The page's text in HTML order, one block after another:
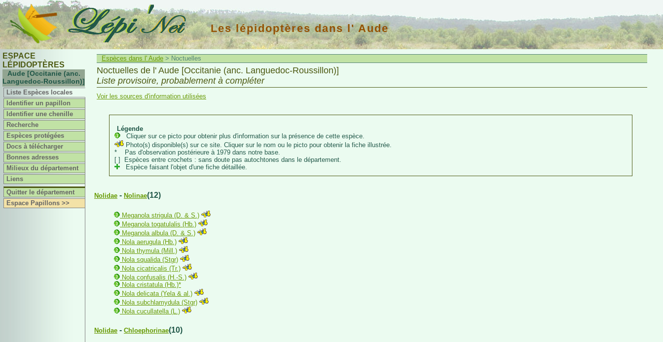
ESPACE
LÉPIDOPTÈRES
Aude [Occitanie (anc.
Languedoc-Roussillon)]
Liste Espèces locales
Identifier un papillon
Identifier une chenille
Recherche
Espèces protégées
Docs à télécharger
Bonnes adresses
Milieux du département
Liens
Quitter le département
Espace Papillons >>
Les lépidoptères dans l' Aude
Espèces dans l' Aude > Noctuelles
Noctuelles de l' Aude [Occitanie (anc. Languedoc-Roussillon)]
Liste provisoire, probablement à compléter
Voir les sources d'information utilisées
Légende
Cliquer sur ce picto pour obtenir plus d'information sur la présence de cette espèce.
Photo(s) disponible(s) sur ce site. Cliquer sur le nom ou le picto pour obtenir la fiche illustrée.
* Pas d'observation postérieure à 1979 dans notre base.
[ ] Espèces entre crochets : sans doute pas autochtones dans le département.
Espèce faisant l'objet d'une fiche détaillée.
Nolidae - Nolinae(12)
Meganola strigula (D. & S.)
Meganola togatulalis (Hb.)
Meganola albula (D. & S.)
Nola aerugula (Hb.)
Nola thymula (Mill.)
Nola squalida (Stgr)
Nola cicatricalis (Tr.)
Nola confusalis (H.-S.)
Nola cristatula (Hb.)*
Nola delicata (Yela & al.)
Nola subchlamydula (Stgr)
Nola cucullatella (L.)
Nolidae - Chloephorinae(10)